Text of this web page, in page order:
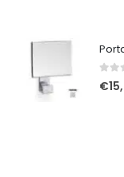
0Su
€